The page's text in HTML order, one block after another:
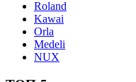
Roland
Kawai
Orla
Medeli
NUX